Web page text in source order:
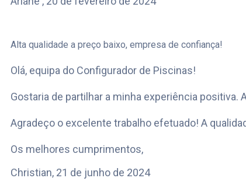
Alta qualidade a preço baixo, empresa de confiança!
Olá, equipa do Configurador de Piscinas!
Gostaria de partilhar a minha experiência
Agradeço o excelente trabalho efetuado! A
Os melhores cumprimentos,
Christian, 21 de junho de 2024